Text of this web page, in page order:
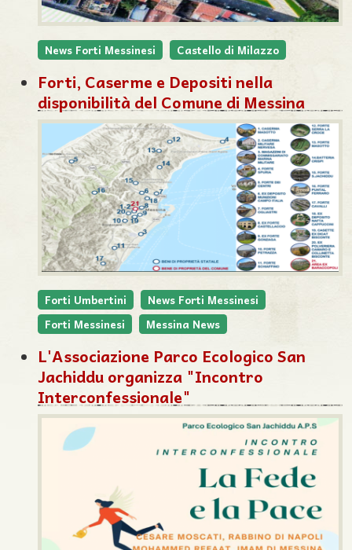
News Forti Messinesi Castello di Milazzo
Forti, Caserme e Depositi nella
disponibilità del Comune di Messina
Forti Umbertini
News Forti Messinesi
Forti Messinesi
Messina News
L'Associazione Parco Ecologico San
Jachiddu organizza "Incontro
Interconfessionale"